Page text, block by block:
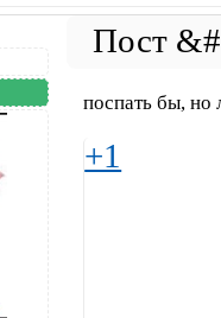
поспать бы, но
+1